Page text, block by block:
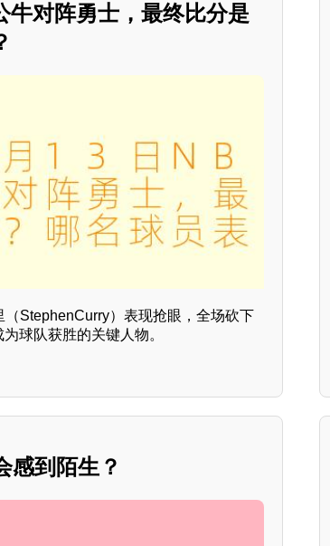
牛对阵勇士，最终比分是
StephenCurry）表现抢眼，全场砍下
球队获胜的关键人物。
感到陌生？